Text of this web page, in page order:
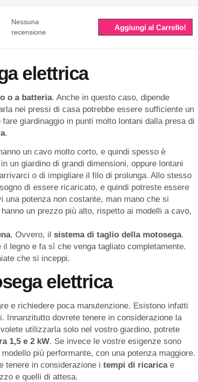
Nessuna
recensione
Aggiungi al Carrello!
elettrica
o a batteria. Anche in questo caso, dipende
nei pressi di casa potrebbe essere sufficiente un
giardinaggio in punti molto lontani dalla presa di
.
un cavo molto corto, e quindi spesso è
un giardino di grandi dimensioni, oppure lontani
o di impigliare il filo di prolunga. Allo stesso
di essere ricaricato, e quindi potreste essere
una potenza non costante, man mano che si
un prezzo più alto, rispetto ai modelli a cavo,
. Ovvero, il sistema di taglio della motosega.
legno e fa sì che venga tagliato completamente.
che si inceppi.
elettrica
e richiedere poca manutenzione. Esistono infatti
Innanzitutto dovrete tenere in considerazione la
utilizzarla solo nel vostro giardino, potrete
1,5 e 2 kW. Se invece le vostre esigenze sono
più performante, con una potenza maggiore.
tenere in considerazione i tempi di ricaricae
e quelli di attesa.